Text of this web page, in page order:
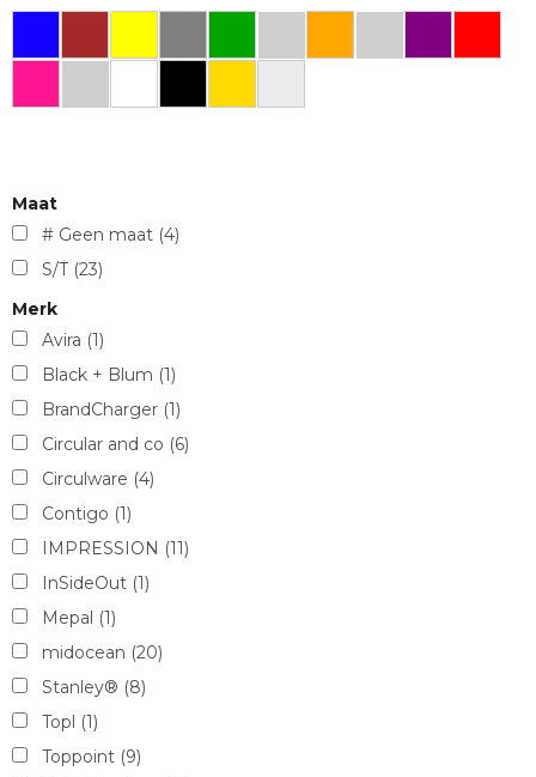
Maat
# Geen maat (4)
S/T (23)
Merk
Avira (1)
Black + Blum (1)
BrandCharger (1)
Circular and co (6)
Circulware (4)
Contigo (1)
IMPRESSION (11)
InSideOut (1)
Mepal (1)
midocean (20)
Stanley® (8)
Topl (1)
Toppoint (9)